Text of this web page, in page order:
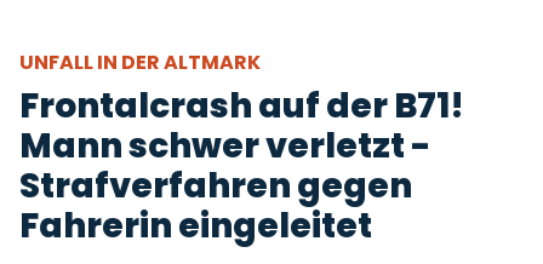
UNFALL IN DER ALTMARK
Frontalcrash auf der B71!
Mann schwer verletzt -
Strafverfahren gegen
Fahrerin eingeleitet